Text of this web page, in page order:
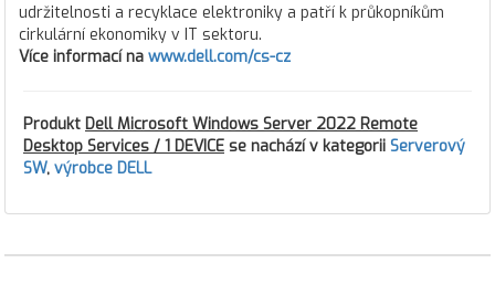
udržitelnosti a recyklace elektroniky a patří k průkopníkům
cirkulární ekonomiky v IT sektoru.
Více informací na www.dell.com/cs-cz
Produkt Dell Microsoft Windows Server 2022 Remote
Desktop Services / 1 DEVICE se nachází v kategorii Serverový
SW, výrobce DELL